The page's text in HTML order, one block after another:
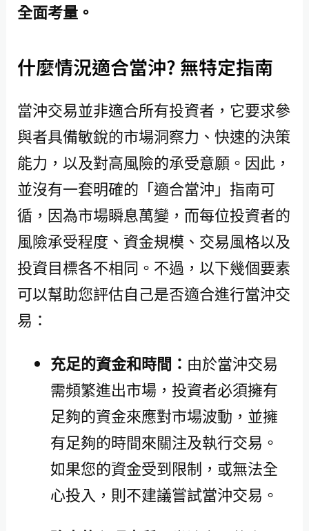
全面考量。
什麼情況適合當沖? 無特定指南
當沖交易並非適合所有投資者，它要求參
與者具備敏銳的市場洞察力、快速的決策
能力，以及對高風險的承受意願。因此，
並沒有一套明確的「適合當沖」指南可
循，因為市場瞬息萬變，而每位投資者的
風險承受程度、資金規模、交易風格以及
投資目標各不相同。不過，以下幾個要素
可以幫助您評估自己是否適合進行當沖交
易：
充足的資金和時間： 由於當沖交易
需頻繁進出市場，投資者必須擁有
足夠的資金來應對市場波動，並擁
有足夠的時間來關注及執行交易。
如果您的資金受到限制，或無法全
心投入，則不建議嘗試當沖交易。